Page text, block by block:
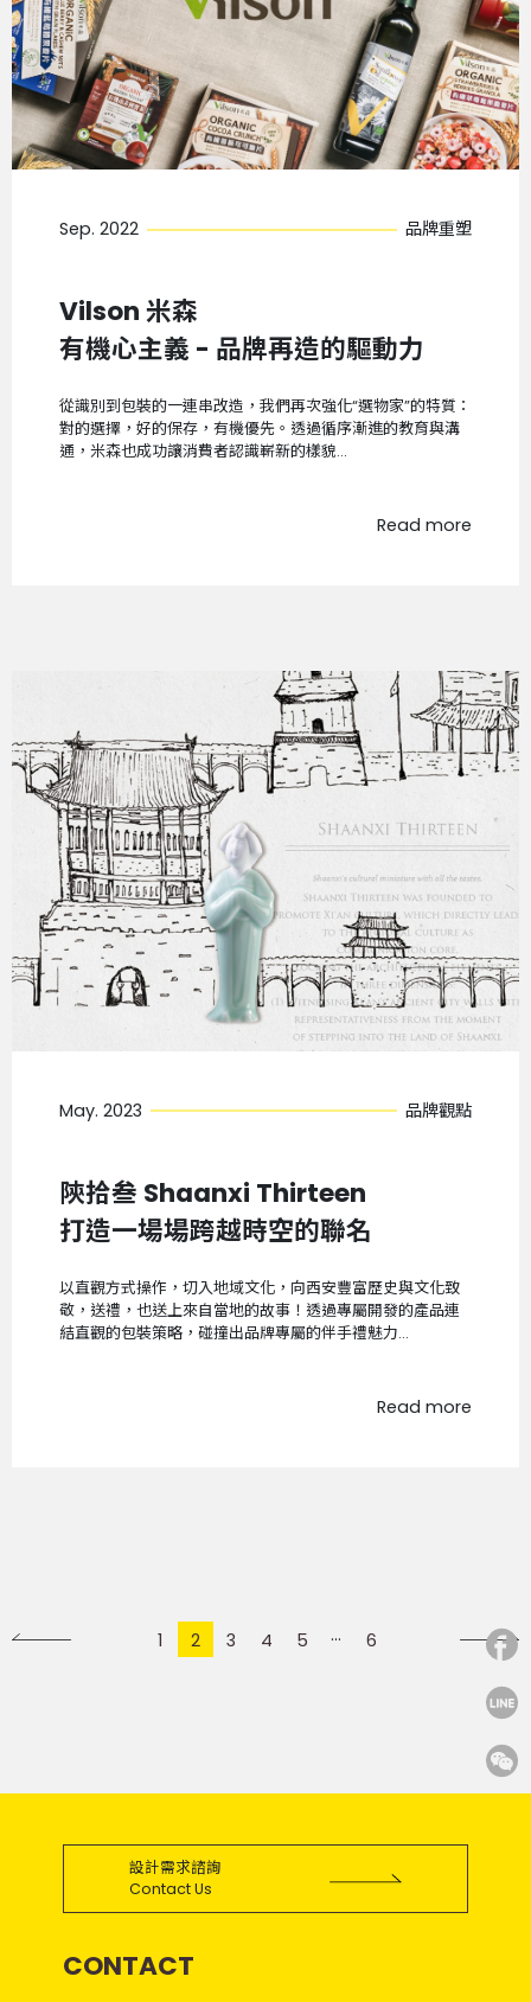
Sep. 2022 品牌重塑
Vilson 米森
有機心主義 - 品牌再造的驅動力
從識別到包裝的一連串改造，我們再次強化“選物家”的特質：
對的選擇，好的保存，有機優先。透過循序漸進的教育與溝
通，米森也成功讓消費者認識嶄新的樣貌...
Read more
May. 2023 品牌觀點
陝拾叁 Shaanxi Thirteen
打造一場場跨越時空的聯名
以直觀方式操作，切入地域文化，向西安豐富歷史與文化致
敬，送禮，也送上來自當地的故事！透過專屬開發的產品連
結直觀的包裝策略，碰撞出品牌專屬的伴手禮魅力...
Read more
1 2 3 4 5 6
設計需求諮詢
Contact Us
CONTACT